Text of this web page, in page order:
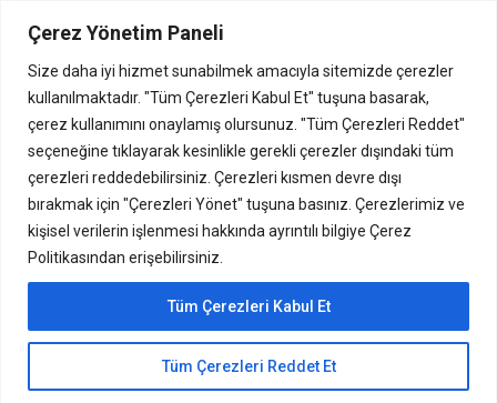
Çerez Yönetim Paneli
Size daha iyi hizmet sunabilmek amacıyla sitemizde çerezler
kullanılmaktadır. "Tüm Çerezleri Kabul Et" tuşuna basarak,
çerez kullanımını onaylamış olursunuz. "Tüm Çerezleri Reddet"
seçeneğine tıklayarak kesinlikle gerekli çerezler dışındaki tüm
çerezleri reddedebilirsiniz. Çerezleri kısmen devre dışı
bırakmak için "Çerezleri Yönet" tuşuna basınız. Çerezlerimiz ve
kişisel verilerin işlenmesi hakkında ayrıntılı bilgiye Çerez
Politikasından erişebilirsiniz.
Tüm Çerezleri Reddet Et
Tüm Çerezleri Kabul Et
Nebim V3’ün Finrota Netekstre
Nebimv3 By Yonetici 11/08/2025
Nebim V3’ün Finrota Netekstre ve Finrota
Posrapor Entegrasyonlarıyla Finansal Süreçleriniz
Şimdi Daha Güçlü 17.03.2025 Nebim V3 ERP ile
Finrota Netekstre ve Posrapor Entegrasyonları
Nebim V3 ERP’nin Finrota Netekstre ve Posrapor
entegrasyonları sayesinde, firmanızın banka
hesap hareketleri ile fiziksel ve sanal POS
işlemlerini tek bir ekrandan yönetebilir, finansal
süreçlerinizi dijitalleştirerek güçlendirebilirsiniz.